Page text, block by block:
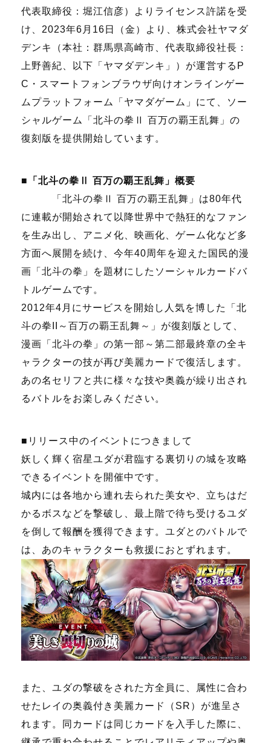
代表取締役：堀江信彦）よりライセンス許諾を受
け、 2023年6 月 16 日（金）より、株式会社ヤマダ
デンキ（本社：群馬県高崎市、代表取締役社長：
上野善紀、以下「ヤマダデンキ」）が運営する P
C ・スマートフォンブラウザ向けオンラインゲー
ムプラットフォーム「ヤマダゲーム」にて、ソー
シャルゲーム「北斗の拳Ⅱ 百万の覇王乱舞」の
復刻版を提供開始しています。
■「北斗の拳Ⅱ 百万の覇王乱舞」概要
「北斗の拳Ⅱ 百万の覇王乱舞」は80年代
に連載が開始されて以降世界中で熱狂的なファン
を生み出し、アニメ化、映画化、ゲーム化など多
方面へ展開を続け、今年40周年を迎えた国民的漫
画「北斗の拳」を題材にしたソーシャルカードバ
トルゲームです。
2012年4 月にサービスを開始し人気を博した「北
斗の拳
～百万の覇王乱舞～」が復刻版として、
漫画「北斗の拳」の第一部～第二部最終章の全キ
ャラクターの技が再び美麗カードで復活します。
あの名セリフと共に様々な技や奥義が繰り出され
るバトルをお楽しみください。
■リリース中のイベントにつきまして
妖しく輝く宿星ユダが君臨する裏切りの城を攻略
できるイベントを開催中です。
城内には各地から連れ去られた美女や、立ちはだ
かるボスなどを撃破し、最上階で待ち受けるユダ
を倒して報酬を獲得できます。ユダとのバトルで
は、あのキャラクターも救援におとずれます。
また、ユダの撃破をされた方全員に、属性に合わ
せたレイの奥義付き美麗カード（SR）が進呈さ
れます。同カードは同じカードを入手した際に、